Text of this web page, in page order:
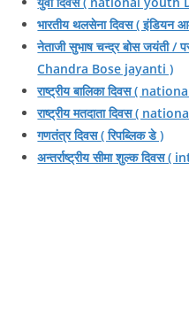
भारतीय थलसेना दिवस ( इंडियन
नेताजी सुभाष चन्द्र बोस जयंती
Chandra Bose jayanti )
राष्ट्रीय बालिका दिवस (
राष्ट्रीय मतदाता दिवस (
गणतंत्र दिवस ( रिपब्लिक डे )
अन्तर्राष्ट्रीय सीमा शुल्क